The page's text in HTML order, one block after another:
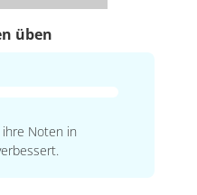
üben
Noten in